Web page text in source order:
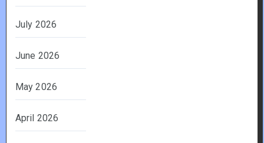
July 2026
June 2026
May 2026
April 2026